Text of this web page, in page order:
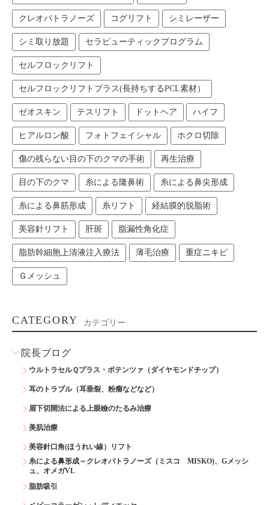
クレオパトラノーズ コグリフト シミレーザー
シミ取り放題 セラピューティックプログラム
セルフロックリフト
セルフロックリフトプラス(長持ちするPCL素材）
ゼオスキン テスリフト ドットヘア ハイフ
ヒアルロン酸 フォトフェイシャル ホクロ切除
傷の残らない目の下のクマの手術 再生治療
目の下のクマ 糸による隆鼻術 糸による鼻尖形成
糸による鼻筋形成 糸リフト 経結膜的脱脂術
美容針リフト 肝斑 脂漏性角化症
脂肪幹細胞上清液注入療法 薄毛治療 重症ニキビ
Ｇメッシュ
CATEGORY カテゴリー
院長ブログ
ウルトラセルＱプラス・ポテンツァ（ダイヤモンドチップ）
耳のトラブル（耳垂裂、粉瘤などなど）
眉下切開法による上眼瞼のたるみ治療
美肌治療
美容針口角(ほうれい線）リフト
糸による鼻形成～クレオパトラノーズ（ミスコ MISKO)、Gメッシ
ュ、オメガVL
脂肪吸引